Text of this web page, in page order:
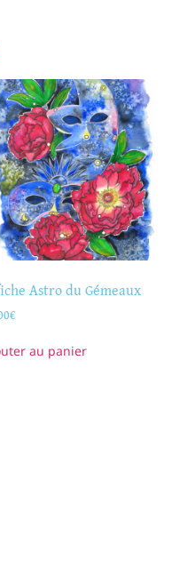
Astro du Gémeaux
€
au panier